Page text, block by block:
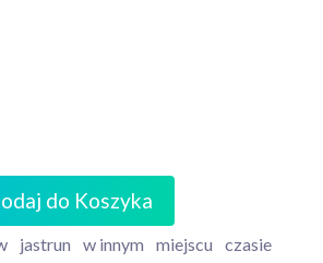
do Koszyka
jastrun w innym miejscu czasie